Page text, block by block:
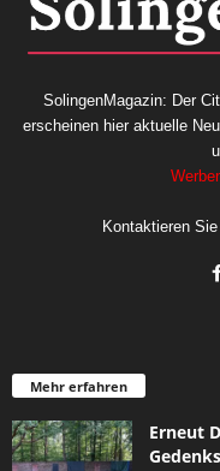
SolingenMagazin: Der
erscheinen hier aktuelle
Kontaktieren
Mehr erfahren
Erneut